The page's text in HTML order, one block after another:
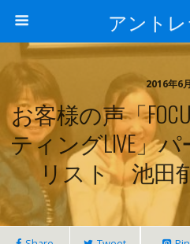
アント
2016年6
お客様の声「
ティングLIVE」
リスト 池田